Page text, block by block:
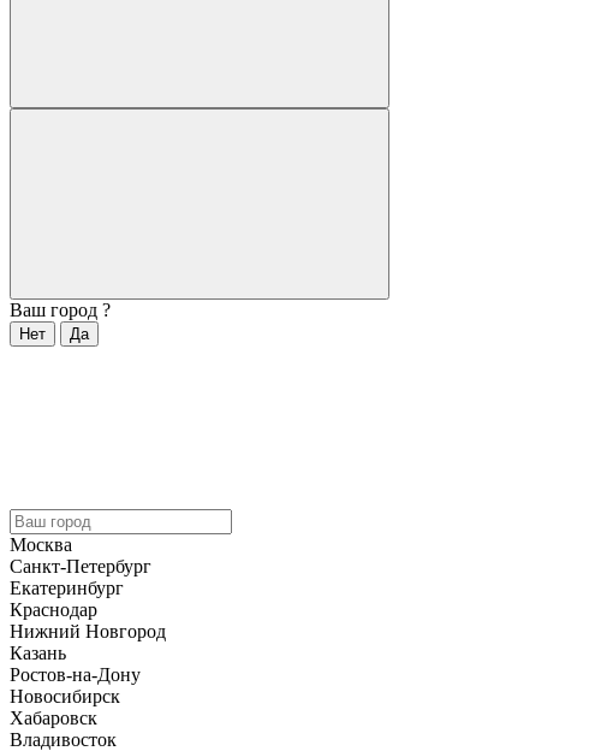
Ваш город ?
Нет Да
Москва
Санкт-Петербург
Екатеринбург
Краснодар
Нижний Новгород
Казань
Ростов-на-Дону
Новосибирск
Хабаровск
Владивосток